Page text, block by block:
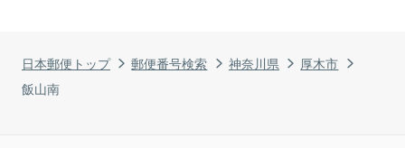
日本郵便トップ 郵便番号検索 神奈川県
厚木市
飯山南